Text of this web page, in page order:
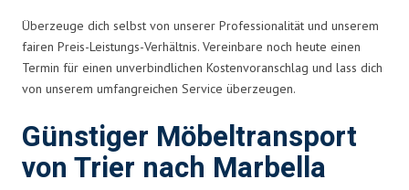
Überzeuge dich selbst von unserer Professionalität und unserem
fairen Preis-Leistungs-Verhältnis. Vereinbare noch heute einen
Termin für einen unverbindlichen Kostenvoranschlag und lass dich
von unserem umfangreichen Service überzeugen.
Günstiger Möbeltransport
von Trier nach Marbella